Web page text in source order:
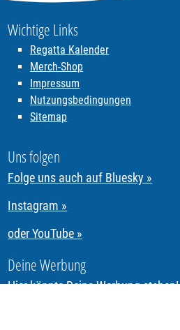
Wichtige Links
Regatta Kalender
Merch-Shop
Impressum
Nutzungsbedingungen
Sitemap
Uns folgen
Folge uns auch auf Bluesky »
Instagram »
oder YouTube »
Deine Werbung
Hier könnte Deine Werbung stehen!